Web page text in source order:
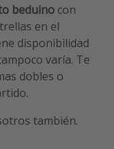
beduino con
en el
disponibilidad
varía. Te
dobles o
también.